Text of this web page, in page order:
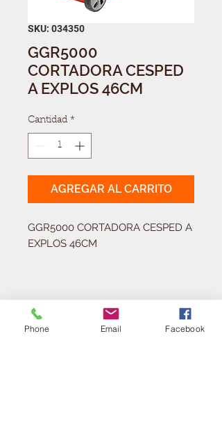
SKU: 034350
GGR5000
CORTADORA CESPED
A EXPLOS 46CM
Cantidad *
AGREGAR AL CARRITO
GGR5000 CORTADORA CESPED A
EXPLOS 46CM
Solicitá tu presupuesto
¿Necesitas equipar tu
ferretería?
Phone Email Facebook